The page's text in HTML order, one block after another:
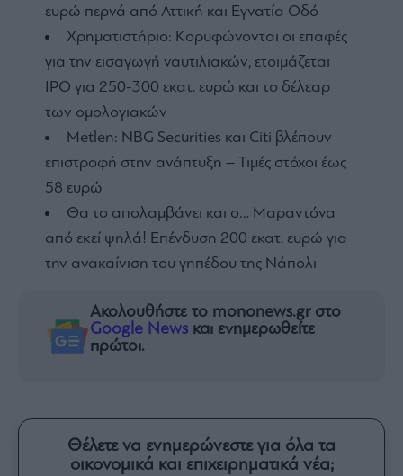
ευρώ περνά από Αττική και Εγνατία Οδό
Χρηματιστήριο: Κορυφώνονται οι επαφές
για την εισαγωγή ναυτιλιακών, ετοιμάζεται
IPO για 250-300 εκατ. ευρώ και το δέλεαρ
των ομολογιακών
Metlen: NBG Securities και Citi βλέπουν
επιστροφή στην ανάπτυξη – Τιμές στόχοι έως
58 ευρώ
Θα το απολαμβάνει και ο… Μαραντόνα
από εκεί ψηλά! Επένδυση 200 εκατ. ευρώ για
την ανακαίνιση του γηπέδου της Νάπολι
Ακολουθήστε το mononews.gr στο
Google News και ενημερωθείτε
πρώτοι.
Θέλετε να ενημερώνεστε για όλα τα
οικονομικά και επιχειρηματικά νέα;